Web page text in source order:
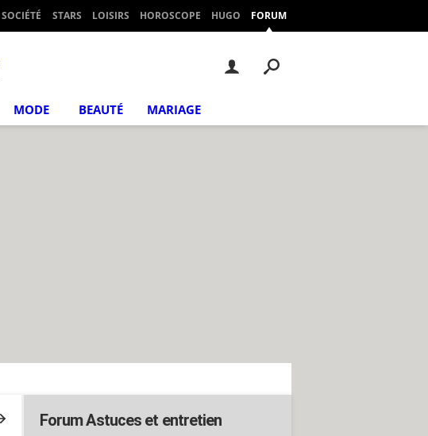
SOCIÉTÉ STARS LOISIRS HOROSCOPE HUGO FORUM
MODE BEAUTÉ MARIAGE
Forum Astuces et entretien